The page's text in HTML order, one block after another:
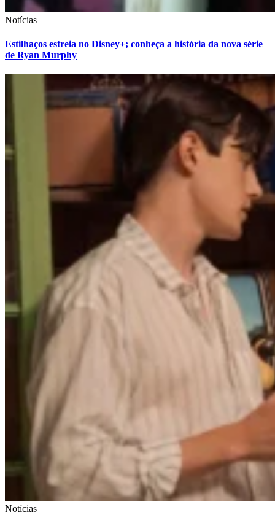
Notícias
Estilhaços estreia no Disney+; conheça a história da nova série
de Ryan Murphy
Notícias